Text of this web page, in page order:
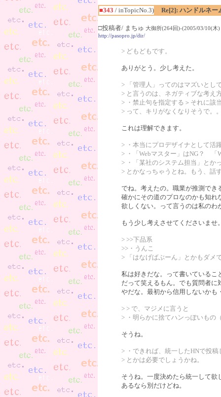
■343 / inTopicNo.3) Re[2]: ハンドルネー
□投稿者/ まちゅ 大御所(264回)-(2005/03/10(木
http://pasopro.jp/dir/
> どもどもです。
ありがとう。少し考えた。
> 「管理人」ってのはマズいとし
> と言うのは、ネガティブな考え
> ・禁止句を指定する＞それに該
> って、キリがなくなりそうで。
これは理解できます。
> ・本当にプロデザイナとして活
> ・「Webマスター」はNG？ 「
> ・「某社のシステム担当」とか
> とかなっちゃうとね。もう、話
でね。考えたの。職業が推測でき
確かにその道のプロなのかも知れ
欲しくない。って言うのは私のわ
もう少し考えさせてくださいませ
> >>下品系
>>・うんこ
> 「はなげばぶーん」とかもダメ
私は好きだな。って書いているこ
だって笑えるもん。でも質問者
やだな。最初から信用しないかも
> > で、マジメに言うと
> ・明らかに捨てハンっぽいもの
そうね。
> ・できれば、統一したHNで投
> とかは必要でしょうかね。
そうね。一度決めたら統一して
あるなら別だけどね。